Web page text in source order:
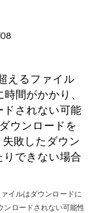
えるファイル
間がかかり、
されない可能
ウンロードを
敗したダウン
りできない場合
イルはダウンロードに
ンロードされない可能性